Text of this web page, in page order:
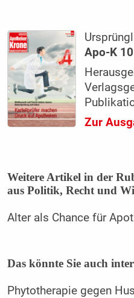
Apo-K
Zur
Weitere Artikel in der
aus Politik, Recht und
Alter als Chance für
Das könnte Sie auch
Phytotherapie gegen